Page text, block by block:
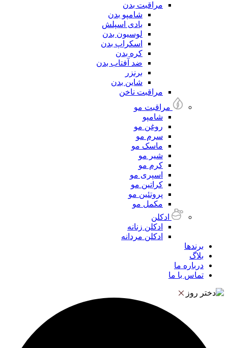
مراقبت بدن
شامپو بدن
بادی اسپلش
لوسیون بدن
اسکراپ بدن
کره بدن
ضد آفتاب بدن
برنزر
شاین بدن
مراقبت ناخن
مراقبت مو
شامپو
روغن مو
سرم مو
ماسک مو
شیر مو
کرم مو
اسپری مو
کراتین مو
پروتئین مو
مکمل مو
ادکلن
ادکلن زنانه
ادکلن مردانه
برندها
بلاگ
درباره ما
تماس با ما